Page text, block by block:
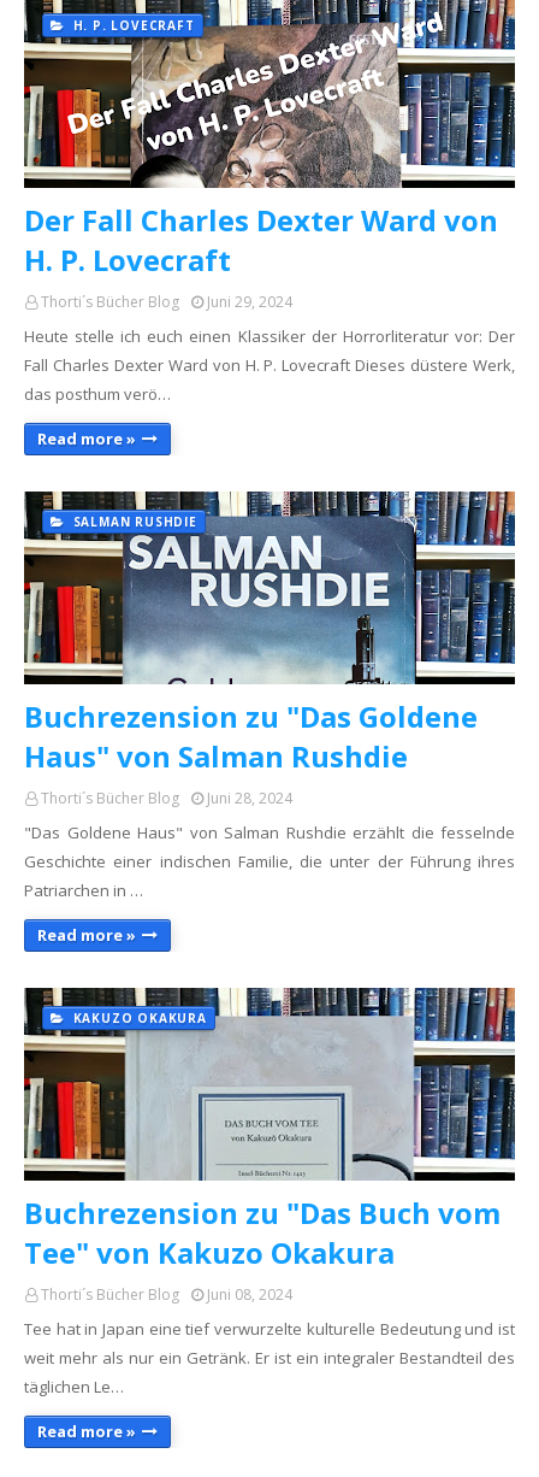
H. P. LOVECRAFT
Der Fall Charles Dexter Ward von
H. P. Lovecraft
Thorti´s Bücher Blog Juni 29, 2024
Heute stelle ich euch einen Klassiker der Horrorliteratur vor: Der
Fall Charles Dexter Ward von H. P. Lovecraft Dieses düstere Werk,
das posthum verö…
Read more »
SALMAN RUSHDIE
Buchrezension zu "Das Goldene
Haus" von Salman Rushdie
Thorti´s Bücher Blog Juni 28, 2024
"Das Goldene Haus" von Salman Rushdie erzählt die fesselnde
Geschichte einer indischen Familie, die unter der Führung ihres
Patriarchen in …
Read more »
KAKUZO OKAKURA
Buchrezension zu "Das Buch vom
Tee" von Kakuzo Okakura
Thorti´s Bücher Blog Juni 08, 2024
Tee hat in Japan eine tief verwurzelte kulturelle Bedeutung und ist
weit mehr als nur ein Getränk. Er ist ein integraler Bestandteil des
täglichen Le…
Read more »